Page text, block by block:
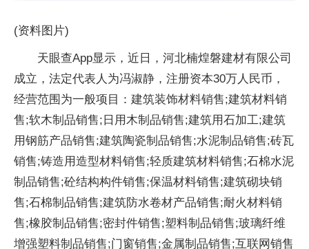
(资料图片)
天眼查App显示，近日，河北楠煌磐建材有限公司
成立，法定代表人为冯淑静，注册资本30万人民币，
经营范围为一般项目：建筑装饰材料销售;建筑材料销
售;软木制品销售;日用木制品销售;建筑用石加工;建筑
用钢筋产品销售;建筑陶瓷制品销售;水泥制品销售;砖瓦
销售;铸造用造型材料销售;轻质建筑材料销售;石棉水泥
制品销售;砼结构构件销售;保温材料销售;建筑砌块销
售;石棉制品销售;建筑防水卷材产品销售;耐火材料销
售;橡胶制品销售;密封件销售;塑料制品销售;玻璃纤维
增强塑料制品销售;门窗销售;金属制品销售;互联网销售